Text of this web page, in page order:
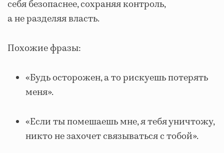
себя безопаснее, сохраняя контроль,
а не разделяя власть.
Похожие фразы:
«Будь осторожен, а то рискуешь потерять
меня».
«Если ты помешаешь мне, я тебя уничтожу,
никто не захочет связываться с тобой».